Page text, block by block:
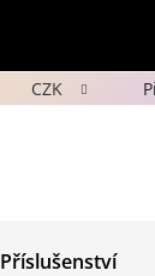
Ochrana
CZK
Příslušenství